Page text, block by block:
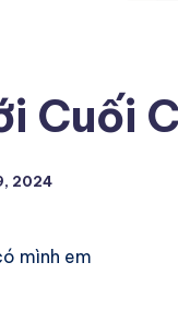
Cuối
2024
mình em